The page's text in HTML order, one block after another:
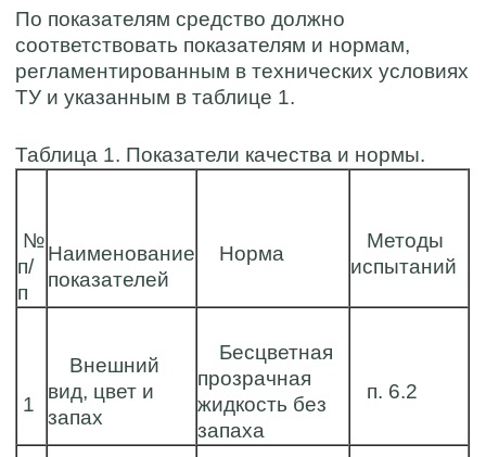
По показателям средство должно
соответствовать показателям и нормам,
регламентированным в технических условиях
ТУ и указанным в таблице 1.
Таблица 1. Показатели качества и нормы.
№
п/
п
Наименование
показателей
Норма
Методы
испытаний
1
Внешний
вид, цвет и
запах
Бесцветная
прозрачная
жидкость без
запаха
п. 6.2